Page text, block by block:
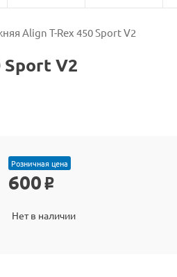
Align T-Rex 450 Sport V2
V2
Розничная цена
600 o
Нет в наличии